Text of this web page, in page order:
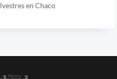
en Chaco